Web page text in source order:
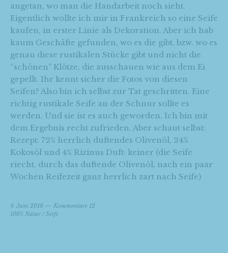
angetan, wo man die Handarbeit noch sieht.
Eigentlich wollte ich mir in Frankreich so eine Seife
kaufen, in erster Linie als Dekoration. Aber ich hab
kaum Geschäfte gefunden, wo es die gibt, bzw. wo es
genau diese rustikalen Stücke gibt und nicht die
“schönen” Klötze, die ausschauen wie aus dem Ei
gepellt. Ihr kennt sicher die Fotos von diesen
Seifen? Also bin ich selbst zur Tat geschritten. Eine
richtig rustikale Seife an der Schnur sollte es
werden. Und sie ist es auch geworden. Ich bin mit
dem Ergebnis recht zufrieden. Aber schaut selbst:
Rezept: 72% herrlich duftendes Olivenöl, 24%
Kokosöl und 4% Rizinus Duft: keiner (die Seife
riecht, durch das duftende Olivenöl, nach ein paar
Wochen Reifezeit ganz herrlich zart nach Seife)
4. Juni 2018
Kommentare 12
100% Natur /Seife